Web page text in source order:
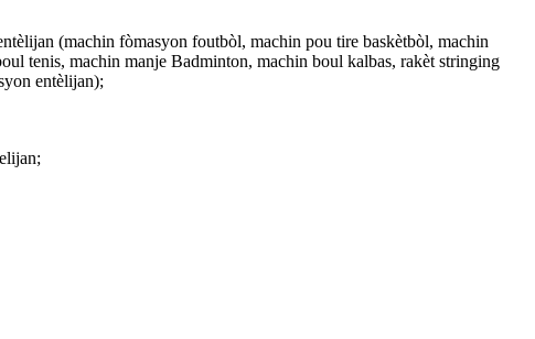
(machin fòmasyon foutbòl, machin pou tire baskètbòl, machin
tenis, machin manje Badminton, machin boul kalbas, rakèt stringing
entèlijan);